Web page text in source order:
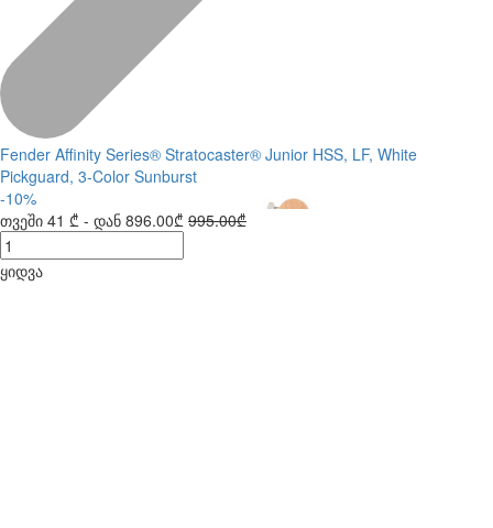
Fender Affinity Series® Stratocaster® Junior HSS, LF, White
Pickguard, 3-Color Sunburst
-10%
თვეში 41 ₾ - დან 896.00₾ 995.00₾
ყიდვა